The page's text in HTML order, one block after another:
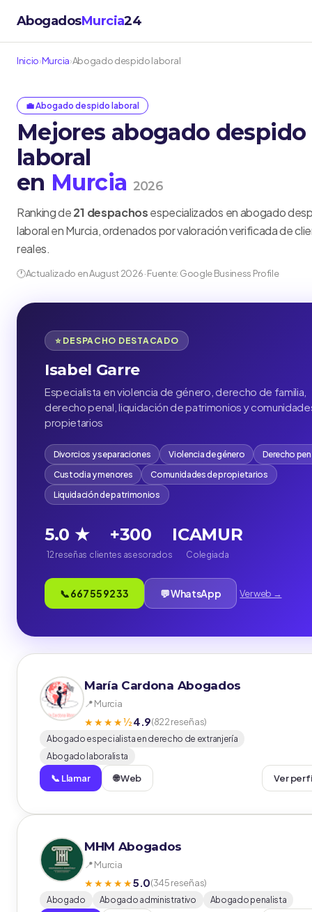
AbogadosMurcia24
Inicio›Murcia›Abogado despido laboral
💼 Abogado despido laboral
Mejores abogado despido
laboral
en Murcia 2026
Ranking de21 despachosespecializados en abogado
laboral en Murcia, ordenados por valoración verificada de
reales.
🕐Actualizado en August 2026 · Fuente: Google Business Profile
⭐ DESPACHO DESTACADO
Isabel Garre
Especialista en violencia de género, derecho de familia,
derecho penal, liquidación de patrimonios y
propietarios
Divorcios y separaciones Violencia de género
Derecho
Custodia y menores
Comunidades de propietarios
Liquidación de patrimonios
5.0 ★
12 reseñas
+300
clientes asesorados
ICAMUR
Colegiada
📞 667 55 92 33 💬 WhatsApp Ver web →
María Cardona Abogados
📍 Murcia
★★★★½4.9(822 reseñas)
Abogado especialista en derecho de extranjería
Abogado laboralista
📞 Llamar 🌐 Web Ver
MHM Abogados
📍 Murcia
★★★★★5.0(345 reseñas)
Abogado Abogado administrativo Abogado penalista